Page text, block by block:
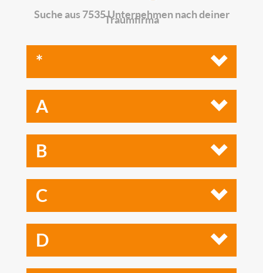
Suche aus 7535 Unternehmen nach deiner
Traumfirma
*
A
B
C
D